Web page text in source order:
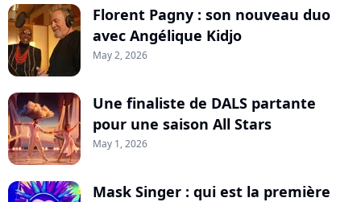
Florent Pagny : son nouveau duo
avec Angélique Kidjo
May 2, 2026
Une finaliste de DALS partante
pour une saison All Stars
May 1, 2026
Mask Singer : qui est la première